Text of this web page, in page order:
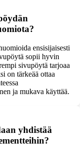
ensisijaisesti
sopii hyvin
sivupöytä tarjoaa
on tärkeää ottaa
ja mukava käyttää.
yhdistää